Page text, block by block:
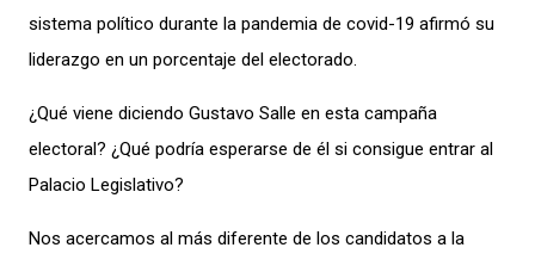
sistema político durante la pandemia de covid-19 afirmó su
liderazgo en un porcentaje del electorado.
¿Qué viene diciendo Gustavo Salle en esta campaña
electoral? ¿Qué podría esperarse de él si consigue entrar al
Palacio Legislativo?
Nos acercamos al más diferente de los candidatos a la